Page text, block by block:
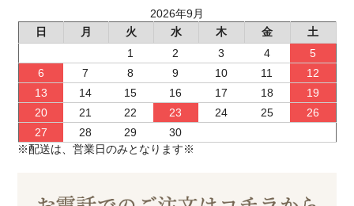
2026年9月
日
月 火 水 木 金
土
1
2 3 4
5
6
7 8 9 10 11
12
13
14 15 16 17 18
19
20
21 22 23 24 25
26
27
28 29
30
※配送は、営業日のみとなります※